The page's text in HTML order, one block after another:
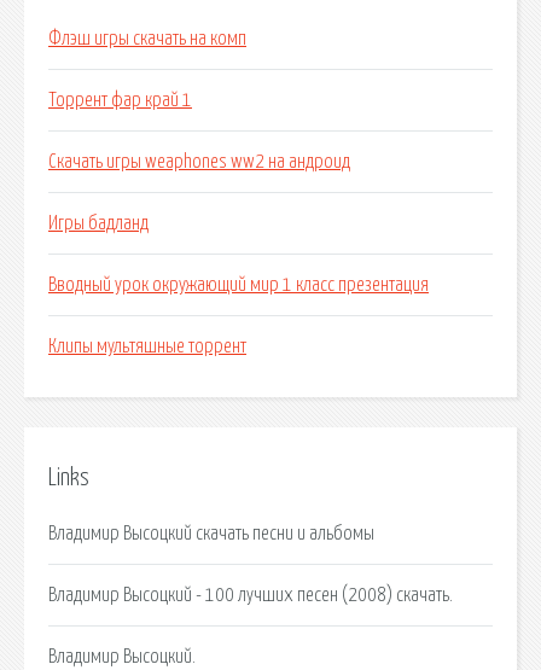
Флэш игры скачать на комп
Торрент фар край 1
Скачать игры weaphones ww2 на андроид
Игры бадланд
Вводный урок окружающий мир 1 класс презентация
Клипы мультяшные торрент
Links
Владимир Высоцкий скачать песни и альбомы
Владимир Высоцкий - 100 лучших песен (2008) скачать.
Владимир Высоцкий.